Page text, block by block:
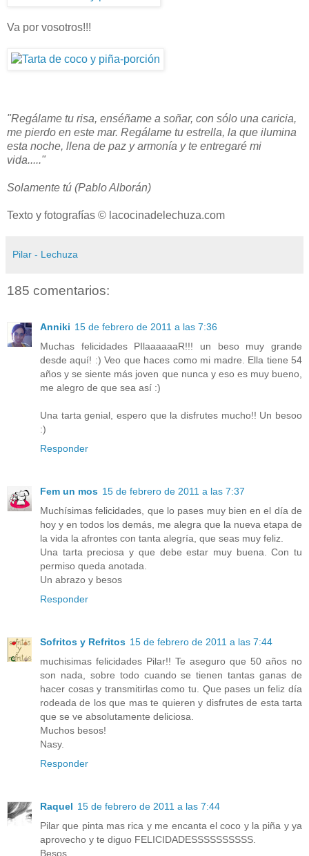
Va por vosotros!!!
"Regálame tu risa, enséñame a soñar, con sólo una caricia,
me pierdo en este mar. Regálame tu estrella, la que ilumina
esta noche, llena de paz y armonía y te entregaré mi
vida....."
Solamente tú (Pablo Alborán)
Texto y fotografías © lacocinadelechuza.com
Pilar - Lechuza
185 comentarios:
Anniki 15 de febrero de 2011 a las 7:36
Muchas felicidades PIlaaaaaaR!!! un beso muy grande
desde aquí! :) Veo que haces como mi madre. Ella tiene 54
años y se siente más joven que nunca y eso es muy bueno,
me alegro de que sea así :)
Una tarta genial, espero que la disfrutes mucho!! Un besoo
:)
Responder
Fem un mos 15 de febrero de 2011 a las 7:37
Muchísimas felicidades, que lo pases muy bien en el día de
hoy y en todos los demás, me alegra que la nueva etapa de
la vida la afrontes con tanta alegría, que seas muy feliz.
Una tarta preciosa y que debe estar muy buena. Con tu
permiso queda anotada.
Un abrazo y besos
Responder
Sofritos y Refritos 15 de febrero de 2011 a las 7:44
muchisimas felicidades Pilar!! Te aseguro que 50 años no
son nada, sobre todo cuando se tienen tantas ganas de
hacer cosas y transmitirlas como tu. Que pases un feliz día
rodeada de los que mas te quieren y disfrutes de esta tarta
que se ve absolutamente deliciosa.
Muchos besos!
Nasy.
Responder
Raquel 15 de febrero de 2011 a las 7:44
Pilar que pinta mas rica y me encanta el coco y la piña y ya
aprovecho y te diguo FELICIDADESSSSSSSSSS.
Besos.